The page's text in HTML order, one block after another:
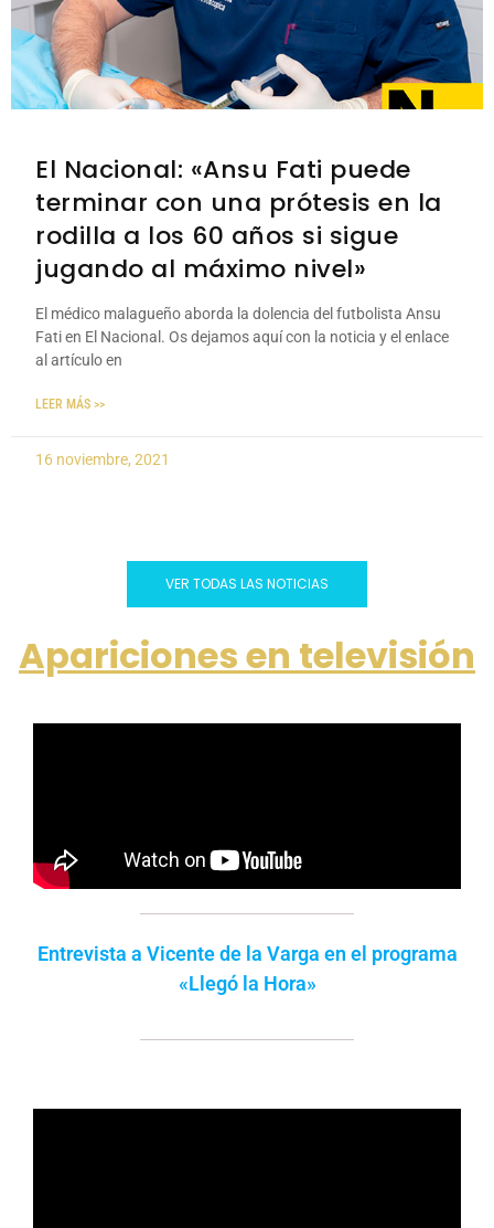
El Nacional: «Ansu Fati puede
terminar con una prótesis en la
rodilla a los 60 años si sigue
jugando al máximo nivel»
El médico malagueño aborda la dolencia del futbolista Ansu
Fati en El Nacional. Os dejamos aquí con la noticia y el enlace
al artículo en
LEER MÁS >>
16 noviembre, 2021
VER TODAS LAS NOTICIAS
Apariciones en televisión
Entrevista a Vicente de la Varga en el programa
«Llegó la Hora»